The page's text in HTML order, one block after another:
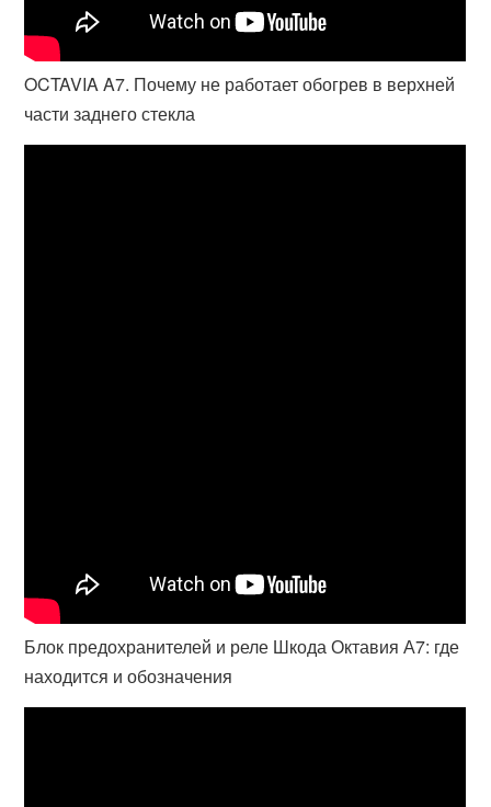
OCTAVIA A7. Почему не работает обогрев в верхней
части заднего стекла
Блок предохранителей и реле Шкода Октавия А7: где
находится и обозначения